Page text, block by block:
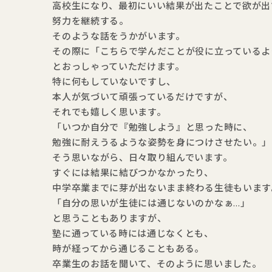
高校生になり、最初にいい結果が出たことで欲が出
努力を継続する。
そのような話をうかがいます。
その際に「こちらで学んだことが役に立っているよ
とおっしゃっていただけます。
特に何もしていないですし、
本人が気づいて頑張っているだけですが、
それでも嬉しく思います。
「いつか自分で『勉強しよう』と思った時に、
勉強に耐えうるような姿勢を身につけさせたい。」
そう思いながら、日々取り組んでいます。
すぐには結果に結びつかなかったり、
中学卒業までに芽が出ないまま終わる生徒もいます
「自分の思いが生徒には通じないのかなぁ…」
と思うこともありますが、
塾に通っている時には通じなくとも、
時が経ってから通じることもある。
卒業生のお話を聞いて、そのように思いました。